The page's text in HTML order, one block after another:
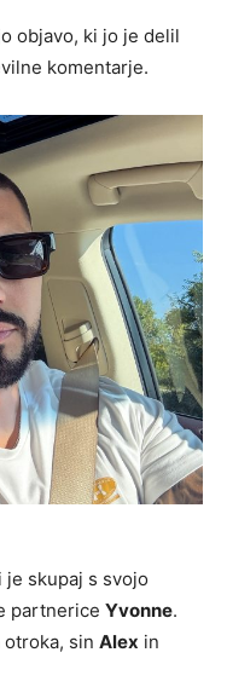
objavo, ki jo je delil
komentarje.
skupaj s svojo
partnerice Yvonne.
sin Alex in